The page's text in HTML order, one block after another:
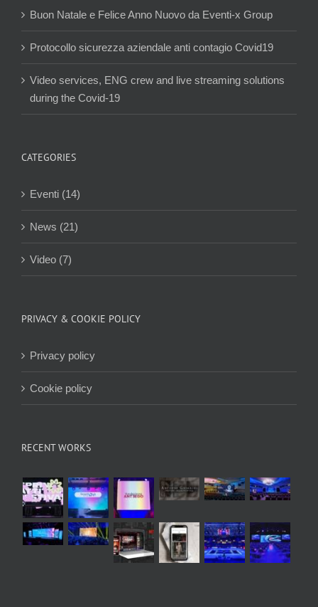
Buon Natale e Felice Anno Nuovo da Eventi-x Group
Protocollo sicurezza aziendale anti contagio Covid19
Video services, ENG crew and live streaming solutions
during the Covid-19
CATEGORIES
Eventi (14)
News (21)
Video (7)
PRIVACY & COOKIE POLICY
Privacy policy
Cookie policy
RECENT WORKS